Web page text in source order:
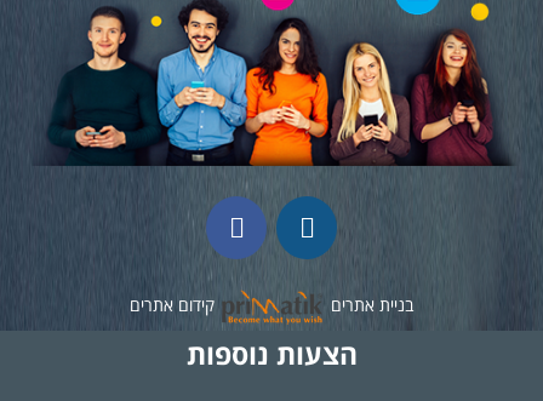
בניית אתרים קידום אתרים
הצעות נוספות